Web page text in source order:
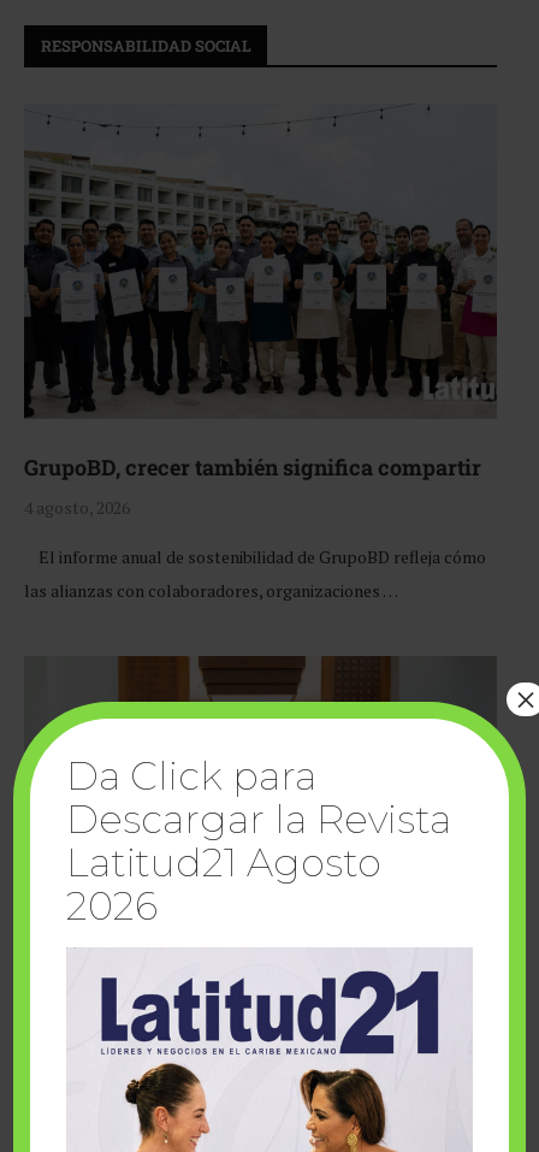
RESPONSABILIDAD SOCIAL
GrupoBD, crecer también significa compartir
4 agosto, 2026
El informe anual de sostenibilidad de GrupoBD refleja cómo
las alianzas con colaboradores, organizaciones …
Cuando la solidaridad inspira; cumplen
sueños Fairmont Mayakoba y Make-A-Wish
Da Click para
Descargar la Revista
Latitud21 Agosto
2026
×